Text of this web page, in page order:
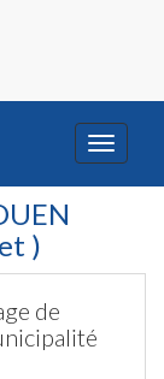
Toggle
)
de